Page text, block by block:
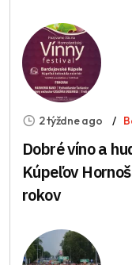
2 týždne ago
Dobré víno a
Kúpeľov
rokov